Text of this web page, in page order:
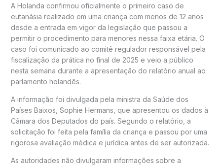
A Holanda confirmou oficialmente o primeiro caso de
eutanásia realizado em uma criança com menos de 12 anos
desde a entrada em vigor da legislação que passou a
permitir o procedimento para menores nessa faixa etária. O
caso foi comunicado ao comitê regulador responsável pela
fiscalização da prática no final de 2025 e veio a público
nesta semana durante a apresentação do relatório anual ao
parlamento holandês.
A informação foi divulgada pela ministra da Saúde dos
Países Baixos, Sophie Hermans, que apresentou os dados à
Câmara dos Deputados do país. Segundo o relatório, a
solicitação foi feita pela família da criança e passou por uma
rigorosa avaliação médica e jurídica antes de ser autorizada.
As autoridades não divulgaram informações sobre a